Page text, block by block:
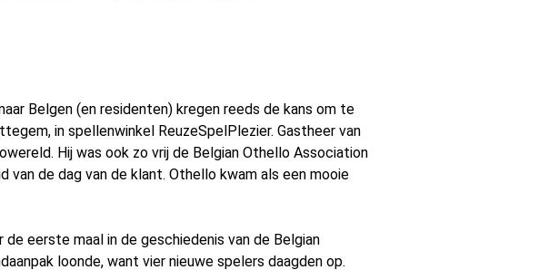
Belgen (en residenten) kregen reeds de kans om te
in spellenwinkel ReuzeSpelPlezier. Gastheer van
Hij was ook zo vrij de Belgian Othello Association
de dag van de klant. Othello kwam als een mooie
eerste maal in de geschiedenis van de Belgian
loonde, want vier nieuwe spelers daagden op.